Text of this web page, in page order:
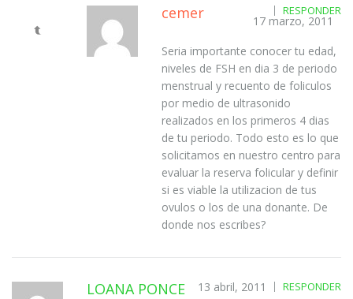
cemer RESPONDER
17 marzo, 2011
Seria importante conocer tu edad,
niveles de FSH en dia 3 de periodo
menstrual y recuento de foliculos
por medio de ultrasonido
realizados en los primeros 4 dias
de tu periodo. Todo esto es lo que
solicitamos en nuestro centro para
evaluar la reserva folicular y definir
si es viable la utilizacion de tus
ovulos o los de una donante. De
donde nos escribes?
LOANA PONCE RESPONDER
13 abril, 2011